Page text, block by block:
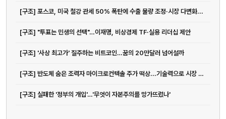
[구조] 포스코, 미국 철강 관세 50% 폭탄에 수출 물량 조정·시장 다변화...
[구조] "투표는 민생의 선택"…이재명, 비상경제 TF·실용 리더십 제안
[구조] '사상 최고가' 질주하는 비트코인…꿈의 20만달러 넘어설까
[구조] 반도체 숨은 조력자 마이크로컨텍솔 주가 떡상...기술력으로 시장 리드...
[구조] 실패한 '정부의 개입'…'무엇이 자본주의를 망가뜨렸나'
051-711-2397
이메일
부산 강서구 명지국제2로 41